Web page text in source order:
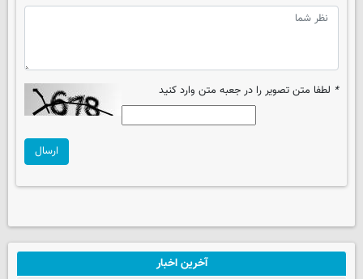
* لطفا متن تصویر را در جعبه متن وارد کنید
ارسال
آخرین اخبار